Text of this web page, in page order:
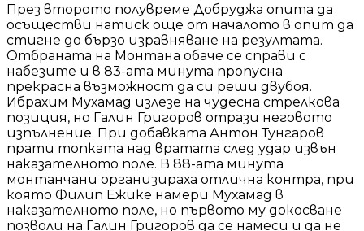
През второто полувреме Добруджа опита да
осъществи натиск още от началото в опит да
стигне до бързо изравняване на резултата.
Отбраната на Монтана обаче се справи с
набезите и в 83-ата минута пропусна
прекрасна възможност да си реши двубоя.
Ибрахим Мухамад излезе на чудесна стрелкова
позиция, но Галин Григоров отрази неговото
изпълнение. При добавката Антон Тунгаров
прати топката над вратата след удар извън
наказателното поле. В 88-ата минута
монтанчани организираха отлична контра, при
която Филип Ежике намери Мухамад в
наказателното поле, но първото му докосване
позволи на Галин Григоров да се намеси и да не